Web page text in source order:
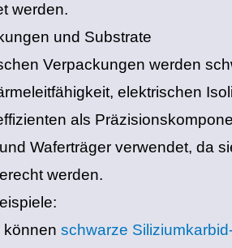
werden.
und Substrate
Verpackungen werden
elektrischen
als
Waferträger verwendet, da
werden.
können schwarze